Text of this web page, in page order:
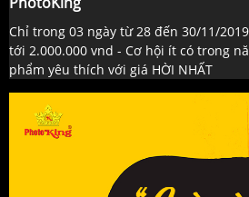
Chỉ trong 03 ngày từ 28 đến 30/11/
tới 2.000.000 vnd - Cơ hội ít có trong
phẩm yêu thích với giá HỜI NHẤT